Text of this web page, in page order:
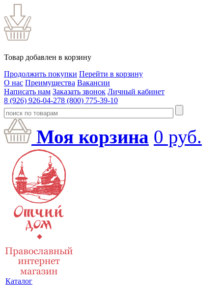
Товар добавлен в корзину
Продолжить покупки Перейти в корзину
О нас Преимущества Вакансии
Написать нам Заказать звонок Личный кабинет
8 (926) 926-04-278 (800) 775-39-10
Моя корзина 0 руб.
Каталог